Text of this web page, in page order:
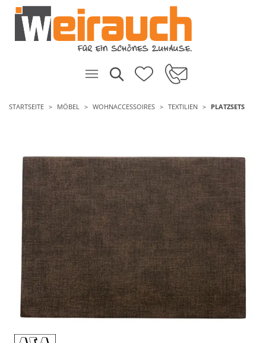
STARTSEITE MÖBEL WOHNACCESSOIRES TEXTILIEN PLATZSETS